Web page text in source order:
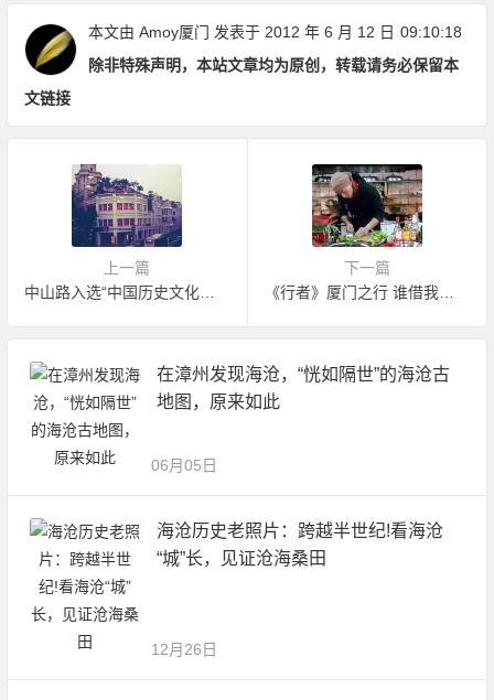
本文由 Amoy厦门 发表于 2012 年 6 月 12 日 09:10:18
除非特殊声明，本站文章均为原创，转载请务必保留本
文链接
上一篇
中山路入选“中国历史文化名街”榜首
下一篇
《行者》厦门之行 谁借我厨房
在漳州发现海沧，“恍如隔世”的海沧古
地图，原来如此
06月05日
海沧历史老照片：跨越半世纪!看海沧
“城”长，见证沧海桑田
12月26日